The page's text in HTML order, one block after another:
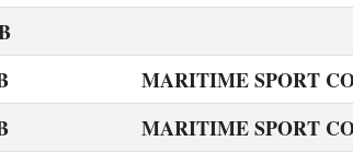
MARITIME SPORT
MARITIME SPORT